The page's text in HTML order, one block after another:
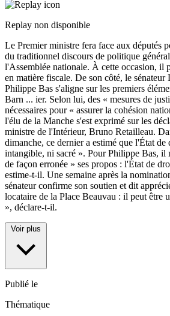
Replay non disponible
Le Premier ministre fera face aux députés
du traditionnel discours de politique
l'Assemblée nationale. À cette occasion, il
en matière fiscale. De son côté, le sénateur
Philippe Bas s'aligne sur les premiers
Barn ... ier. Selon lui, des « mesures de
nécessaires pour « assurer la cohésion
l'élu de la Manche s'est exprimé sur les
ministre de l'Intérieur, Bruno Retailleau.
dimanche, ce dernier a estimé que l'État de
intangible, ni sacré ». Pour Philippe Bas, il
de façon erronée » ses propos : l'État de
estime-t-il. Une semaine après la
sénateur confirme son soutien et dit
locataire de la Place Beauvau : il peut être
», déclare-t-il.
Voir plus
Publié le
Thématique